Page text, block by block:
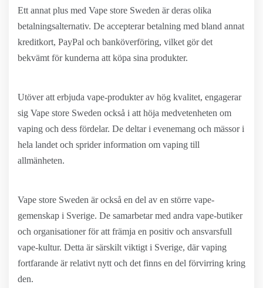
Ett annat plus med Vape store Sweden är deras olika
betalningsalternativ. De accepterar betalning med bland annat
kreditkort, PayPal och banköverföring, vilket gör det
bekvämt för kunderna att köpa sina produkter.
Utöver att erbjuda vape-produkter av hög kvalitet, engagerar
sig Vape store Sweden också i att höja medvetenheten om
vaping och dess fördelar. De deltar i evenemang och mässor i
hela landet och sprider information om vaping till
allmänheten.
Vape store Sweden är också en del av en större vape-
gemenskap i Sverige. De samarbetar med andra vape-butiker
och organisationer för att främja en positiv och ansvarsfull
vape-kultur. Detta är särskilt viktigt i Sverige, där vaping
fortfarande är relativt nytt och det finns en del förvirring kring
den.